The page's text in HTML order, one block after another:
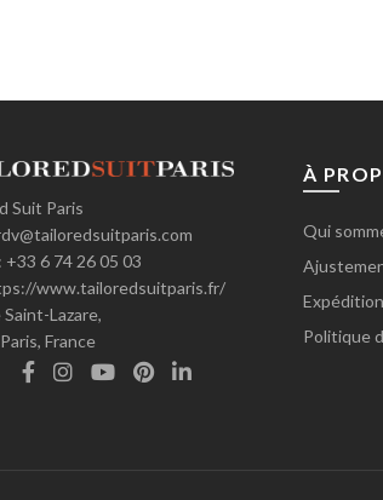
Suit Paris
+33 6 74 26 05 03
www.tailoredsuitparis.fr/
Saint-Lazare,
Paris, France
À
Qui
Politique